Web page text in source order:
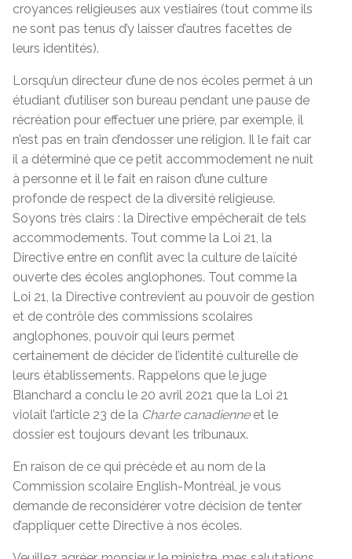
croyances religieuses aux vestiaires (tout comme ils
ne sont pas tenus d’y laisser d’autres facettes de
leurs identités).
Lorsqu’un directeur d’une de nos écoles permet à un
étudiant d’utiliser son bureau pendant une pause de
récréation pour effectuer une prière, par exemple, il
n’est pas en train d’endosser une religion. Il le fait car
il a déterminé que ce petit accommodement ne nuit
à personne et il le fait en raison d’une culture
profonde de respect de la diversité religieuse.
Soyons très clairs : la Directive empêcherait de tels
accommodements. Tout comme la Loi 21, la
Directive entre en conflit avec la culture de laïcité
ouverte des écoles anglophones. Tout comme la
Loi 21, la Directive contrevient au pouvoir de gestion
et de contrôle des commissions scolaires
anglophones, pouvoir qui leurs permet
certainement de décider de l’identité culturelle de
leurs établissements. Rappelons que le juge
Blanchard a conclu le 20 avril 2021 que la Loi 21
violait l’article 23 de la Charte canadienne et le
dossier est toujours devant les tribunaux.
En raison de ce qui précède et au nom de la
Commission scolaire English-Montréal, je vous
demande de reconsidérer votre décision de tenter
d’appliquer cette Directive à nos écoles.